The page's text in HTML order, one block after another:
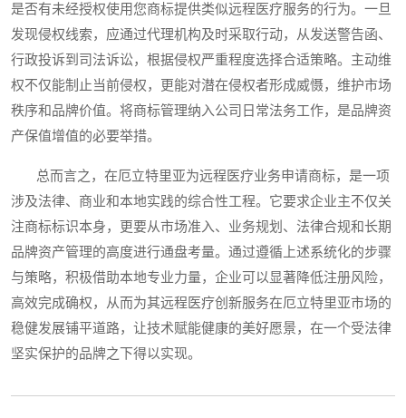
是否有未经授权使用您商标提供类似远程医疗服务的行为。一旦
发现侵权线索，应通过代理机构及时采取行动，从发送警告函、
行政投诉到司法诉讼，根据侵权严重程度选择合适策略。主动维
权不仅能制止当前侵权，更能对潜在侵权者形成威慑，维护市场
秩序和品牌价值。将商标管理纳入公司日常法务工作，是品牌资
产保值增值的必要举措。
总而言之，在厄立特里亚为远程医疗业务申请商标，是一项
涉及法律、商业和本地实践的综合性工程。它要求企业主不仅关
注商标标识本身，更要从市场准入、业务规划、法律合规和长期
品牌资产管理的高度进行通盘考量。通过遵循上述系统化的步骤
与策略，积极借助本地专业力量，企业可以显著降低注册风险，
高效完成确权，从而为其远程医疗创新服务在厄立特里亚市场的
稳健发展铺平道路，让技术赋能健康的美好愿景，在一个受法律
坚实保护的品牌之下得以实现。